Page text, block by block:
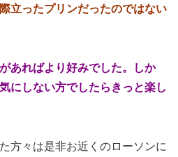
立ったプリンだったのではない
あればより好みでした。しか
にしない方でしたらきっと楽し
方々は是非お近くのローソンに